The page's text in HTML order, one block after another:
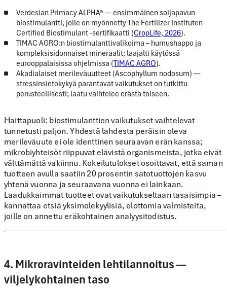
Verdesian Primacy ALPHA® — ensimmäinen soijapavun
biostimulantti, jolle on myönnetty The Fertilizer Instituten
Certified Biostimulant -sertifikaatti (CropLife, 2026).
TIMAC AGRO:n biostimulanttivalikoima – humushappo ja
kompleksisidonnaiset mineraalit; laajalti käytössä
eurooppalaisissa ohjelmissa (TIMAC AGRO).
Akadialaiset merileväuutteet (Ascophyllum nodosum) —
stressinsietokykyä parantavat vaikutukset on tutkittu
perusteellisesti; laatu vaihtelee erästä toiseen.
Haittapuoli: biostimulanttien vaikutukset vaihtelevat
tunnetusti paljon. Yhdestä lahdesta peräisin oleva
merileväuute ei ole identtinen seuraavan erän kanssa;
mikrobiyhteisöt riippuvat elävistä organismeista, jotka eivät
välttämättä vakiinnu. Kokeilutulokset osoittavat, että saman
tuotteen avulla saatiin 20 prosentin satotuottojen kasvu
yhtenä vuonna ja seuraavana vuonna ei lainkaan.
Laadukkaimmat tuotteet ovat vaikutukseltaan tasaisimpia –
kannattaa etsiäyksimolekyylisiä, elottomia valmisteita,
joille on annettu eräkohtainen analyysitodistus.
4. Mikroravinteiden lehtilannoitus —
viljelykohtainen taso